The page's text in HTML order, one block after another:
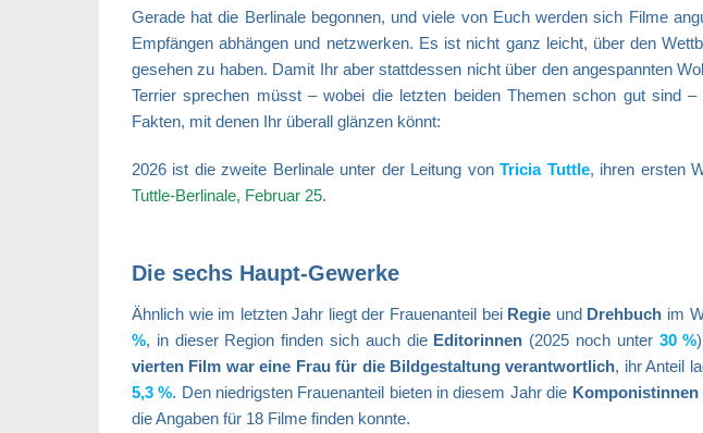
Gerade hat die Berlinale begonnen, und viele von Euch werden sich Filme
Empfängen abhängen und netzwerken. Es ist nicht ganz leicht, über den
gesehen zu haben. Damit Ihr aber stattdessen nicht über den angespannten
Terrier sprechen müsst – wobei die letzten beiden Themen schon gut sind
Fakten, mit denen Ihr überall glänzen könnt:
2026 ist die zweite Berlinale unter der Leitung vonTricia Tuttle, ihren ersten
Tuttle-Berlinale, Februar 25.
Die sechs Haupt-Gewerke
Ähnlich wie im letzten Jahr liegt der Frauenanteil bei Regie und Drehbuch im
%, in dieser Region finden sich auch die Editorinnen (2025 noch unter 30 %
vierten Film war eine Frau für die Bildgestaltung verantwortlich, ihr Anteil
5,3 %. Den niedrigsten Frauenanteil bieten in diesem Jahr die Komponistinnen
die Angaben für 18 Filme finden konnte.